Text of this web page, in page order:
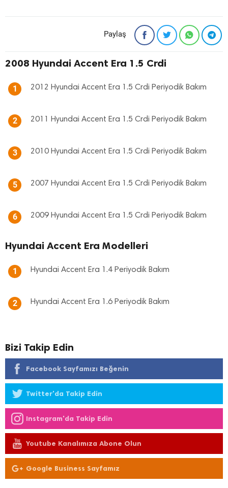
Paylaş
2008 Hyundai Accent Era 1.5 Crdi
1 2012 Hyundai Accent Era 1.5 Crdi Periyodik Bakım
2 2011 Hyundai Accent Era 1.5 Crdi Periyodik Bakım
3 2010 Hyundai Accent Era 1.5 Crdi Periyodik Bakım
5 2007 Hyundai Accent Era 1.5 Crdi Periyodik Bakım
6 2009 Hyundai Accent Era 1.5 Crdi Periyodik Bakım
Hyundai Accent Era Modelleri
1 Hyundai Accent Era 1.4 Periyodik Bakım
2 Hyundai Accent Era 1.6 Periyodik Bakım
Bizi Takip Edin
Facebook Sayfamızı Beğenin
Twitter'da Takip Edin
Instagram'da Takip Edin
Youtube Kanalımıza Abone Olun
Google Business Sayfamız